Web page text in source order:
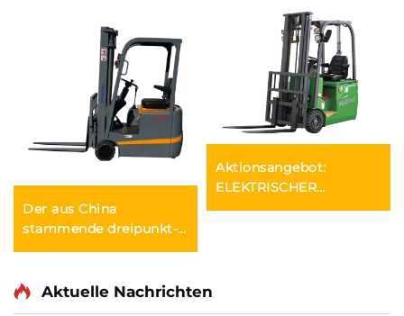
Der aus China
stammende dreipunkt-
gewichtsoptimierte
Gabelstapler mit 1,0
Aktionsangebot:
ELEKTRISCHER
Gabelstapler,
Aktuelle Nachrichten